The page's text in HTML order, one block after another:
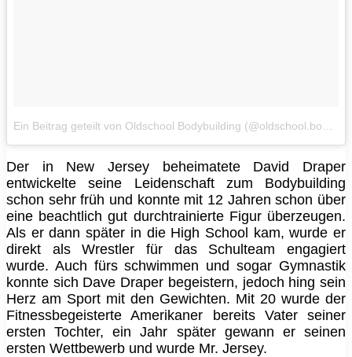
Der in New Jersey beheimatete David Draper
entwickelte seine Leidenschaft zum Bodybuilding
schon sehr früh und konnte mit 12 Jahren schon über
eine beachtlich gut durchtrainierte Figur überzeugen.
Als er dann später in die High School kam, wurde er
direkt als Wrestler für das Schulteam engagiert
wurde. Auch fürs schwimmen und sogar Gymnastik
konnte sich Dave Draper begeistern, jedoch hing sein
Herz am Sport mit den Gewichten. Mit 20 wurde der
Fitnessbegeisterte Amerikaner bereits Vater seiner
ersten Tochter, ein Jahr später gewann er seinen
ersten Wettbewerb und wurde Mr. Jersey.